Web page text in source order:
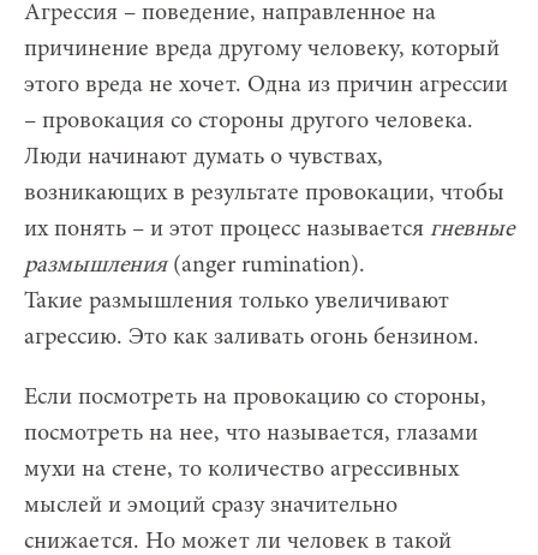
Агрессия – поведение, направленное на
причинение вреда другому человеку, который
этого вреда не хочет. Одна из причин агрессии
– провокация со стороны другого человека.
Люди начинают думать о чувствах,
возникающих в результате провокации, чтобы
их понять – и этот процесс называется гневные
размышления(anger rumination).
Такие размышления только увеличивают
агрессию. Это как заливать огонь бензином.
Если посмотреть на провокацию со стороны,
посмотреть на нее, что называется, глазами
мухи на стене, то количество агрессивных
мыслей и эмоций сразу значительно
снижается. Но может ли человек в такой